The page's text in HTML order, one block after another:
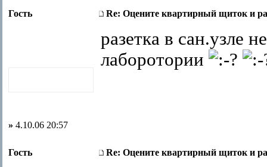
Гость Re: Оцените квартирный щиток и
разетка в сан.узле
лаборотории
» 4.10.06 20:57
Гость Re: Оцените квартирный щиток и